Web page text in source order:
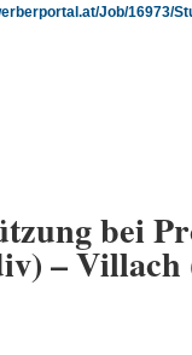
Job/16973/
bei
–